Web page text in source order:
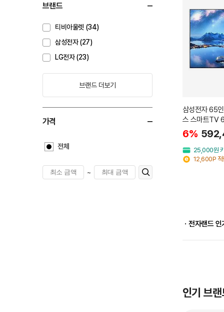
브랜드
티비아울렛 (34)
삼성전자 (27)
LG전자 (23)
브랜드 더보기
가격
전체
~
삼성전자 65
스 스마트TV
6%
25,000원
12,600P 적
ㆍ전자랜드 인
인기 브